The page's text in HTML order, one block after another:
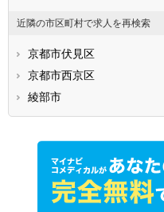
近隣の市区町村で求人を再検索
京都市伏見区
京都市西京区
綾部市